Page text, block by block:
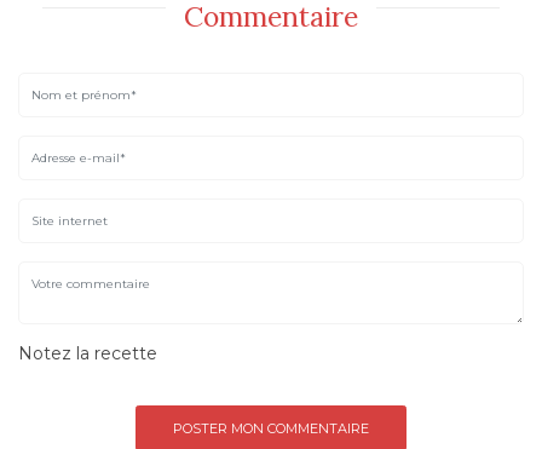
Commentaire
Notez la recette